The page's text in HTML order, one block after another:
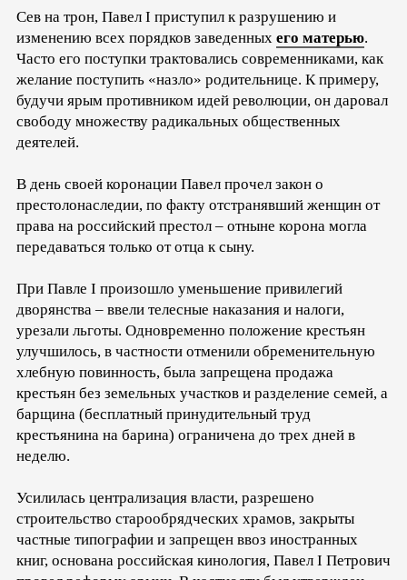
Сев на трон, Павел I приступил к разрушению и
изменению всех порядков заведенных его матерью.
Часто его поступки трактовались современниками, как
желание поступить «назло» родительнице. К примеру,
будучи ярым противником идей революции, он даровал
свободу множеству радикальных общественных
деятелей.
В день своей коронации Павел прочел закон о
престолонаследии, по факту отстранявший женщин от
права на российский престол – отныне корона могла
передаваться только от отца к сыну.
При Павле I произошло уменьшение привилегий
дворянства – ввели телесные наказания и налоги,
урезали льготы. Одновременно положение крестьян
улучшилось, в частности отменили обременительную
хлебную повинность, была запрещена продажа
крестьян без земельных участков и разделение семей, а
барщина (бесплатный принудительный труд
крестьянина на барина) ограничена до трех дней в
неделю.
Усилилась централизация власти, разрешено
строительство старообрядческих храмов, закрыты
частные типографии и запрещен ввоз иностранных
книг, основана российская кинология, Павел I Петрович